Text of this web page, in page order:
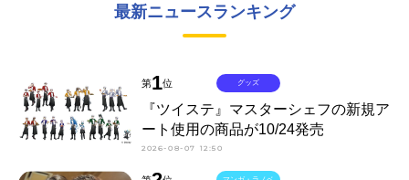
最新ニュースランキング
第1位
『ツイステ』マスターシェフの新規ア
ート使用の商品が10/24発売
2026-08-07 12:50
グッズ